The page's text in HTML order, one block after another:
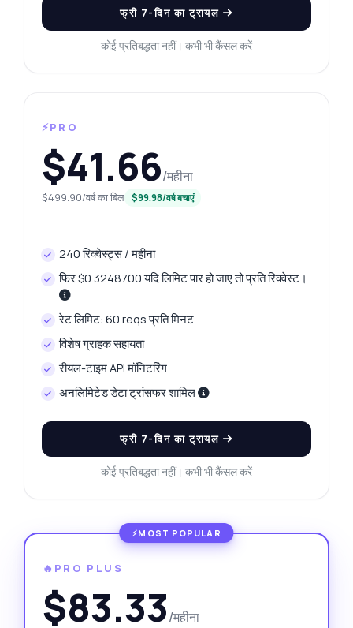
फ्री 7-दिन का ट्रायल
कोई प्रतिबद्धता नहीं। कभी भी कैंसल करें
⚡PRO
$41.66/महीना
$499.90/वर्ष का बिल $99.98/वर्ष बचाएं
240 रिक्वेस्ट्स / महीना
फिर $0.3248700 यदि लिमिट पार हो जाए तो प्रति रिक्वेस्ट।
रेट लिमिट: 60 reqs प्रति मिनट
विशेष ग्राहक सहायता
रीयल-टाइम API मॉनिटरिंग
अनलिमिटेड डेटा ट्रांसफर शामिल
फ्री 7-दिन का ट्रायल
कोई प्रतिबद्धता नहीं। कभी भी कैंसल करें
🔥PRO PLUS
$83.33/महीना